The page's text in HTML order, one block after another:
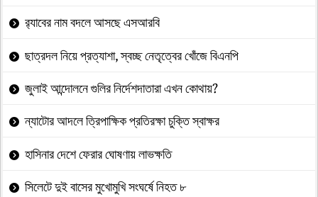
র‍্যাবের নাম বদলে আসছে এসআরবি
ছাত্রদল নিয়ে প্রত্যাশা, স্বচ্ছ নেতৃত্বের খোঁজে বিএনপি
জুলাই আন্দোলনে গুলির নির্দেশদাতারা এখন কোথায়?
ন্যাটোর আদলে ত্রিপাক্ষিক প্রতিরক্ষা চুক্তি স্বাক্ষর
হাসিনার দেশে ফেরার ঘোষণায় লাভক্ষতি
সিলেটে দুই বাসের মুখোমুখি সংঘর্ষে নিহত ৮